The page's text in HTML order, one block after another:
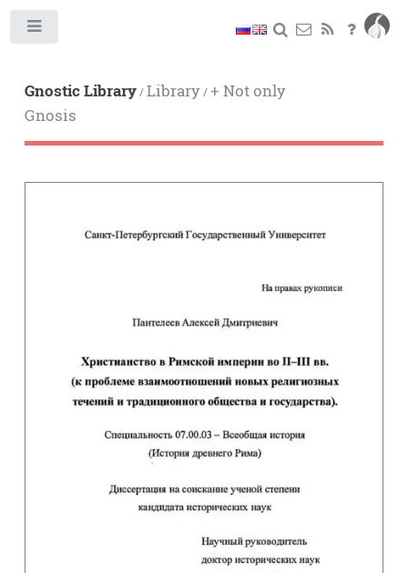
Gnostic Library/Library/+ Not only
Gnosis